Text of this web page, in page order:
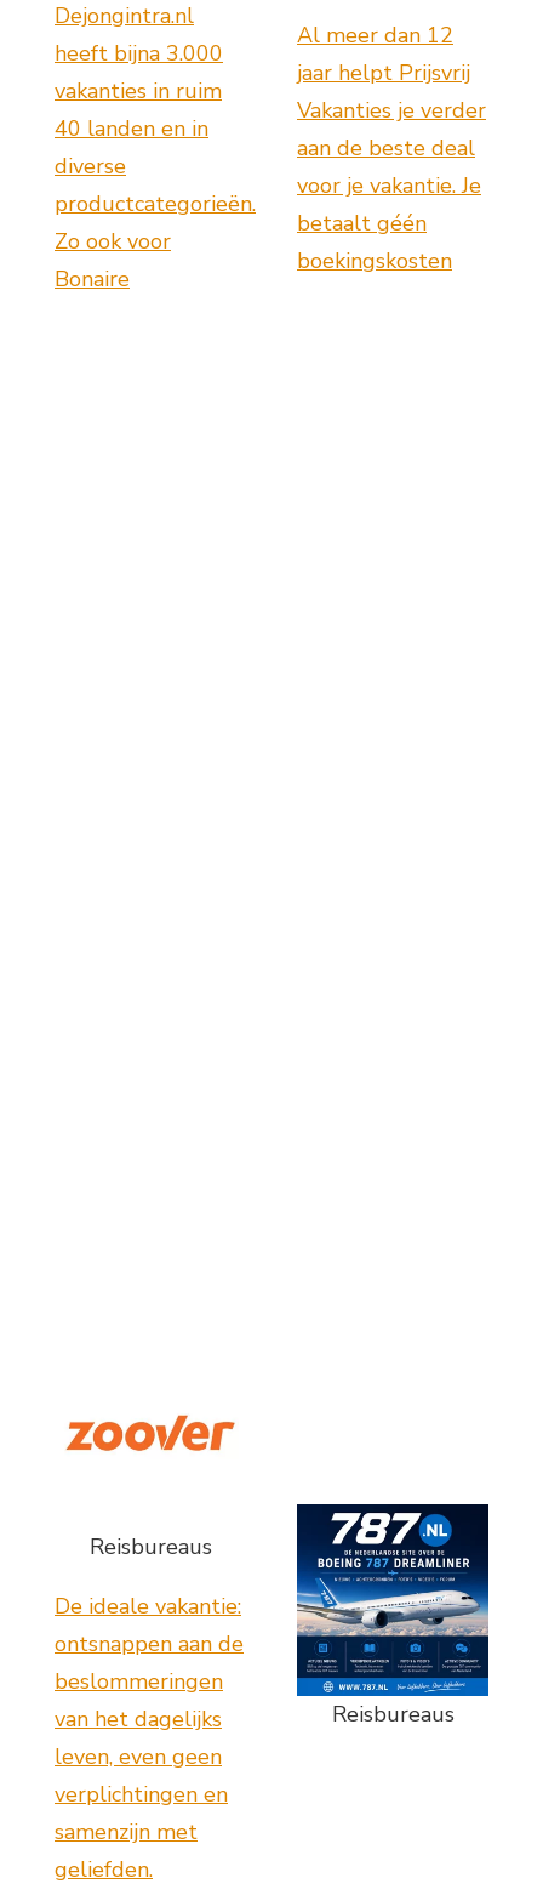
Dejongintra.nl
heeft bijna 3.000
vakanties in ruim
40 landen en in
diverse
productcategorieën.
Zo ook voor
Bonaire
Al meer dan 12
jaar helpt Prijsvrij
Vakanties je verder
aan de beste deal
voor je vakantie. Je
betaalt géén
boekingskosten
Reisbureaus
De ideale vakantie:
ontsnappen aan de
beslommeringen
van het dagelijks
leven, even geen
verplichtingen en
samenzijn met
geliefden.
Reisbureaus